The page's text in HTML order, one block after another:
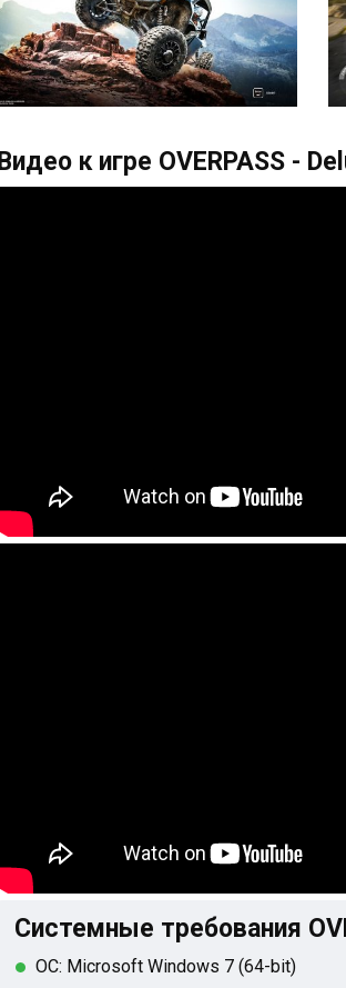
Видео к игре OVERPASS -
Системные требования
ОС: Microsoft Windows 7 (64-bit)